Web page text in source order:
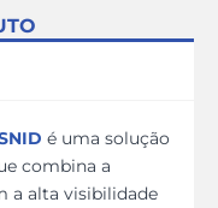
é uma solução
combina a
a alta visibilidade